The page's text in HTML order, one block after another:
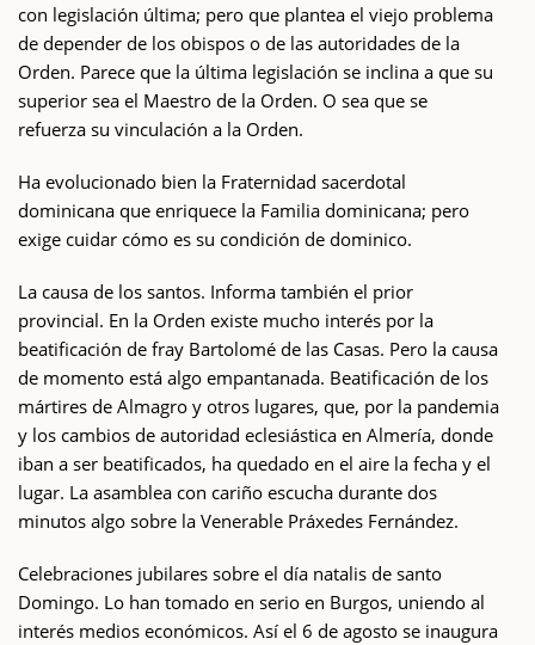
con legislación última; pero que plantea el viejo problema
de depender de los obispos o de las autoridades de la
Orden. Parece que la última legislación se inclina a que su
superior sea el Maestro de la Orden. O sea que se
refuerza su vinculación a la Orden.
Ha evolucionado bien la Fraternidad sacerdotal
dominicana que enriquece la Familia dominicana; pero
exige cuidar cómo es su condición de dominico.
La causa de los santos. Informa también el prior
provincial. En la Orden existe mucho interés por la
beatificación de fray Bartolomé de las Casas. Pero la causa
de momento está algo empantanada. Beatificación de los
mártires de Almagro y otros lugares, que, por la pandemia
y los cambios de autoridad eclesiástica en Almería, donde
iban a ser beatificados, ha quedado en el aire la fecha y el
lugar. La asamblea con cariño escucha durante dos
minutos algo sobre la Venerable Práxedes Fernández.
Celebraciones jubilares sobre el día natalis de santo
Domingo. Lo han tomado en serio en Burgos, uniendo al
interés medios económicos. Así el 6 de agosto se inaugura